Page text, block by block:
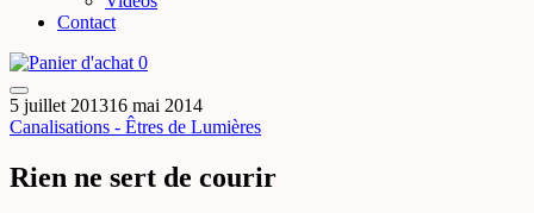
Contact
0
5 juillet 201316 mai 2014
Canalisations - Êtres de Lumières
Rien ne sert de courir